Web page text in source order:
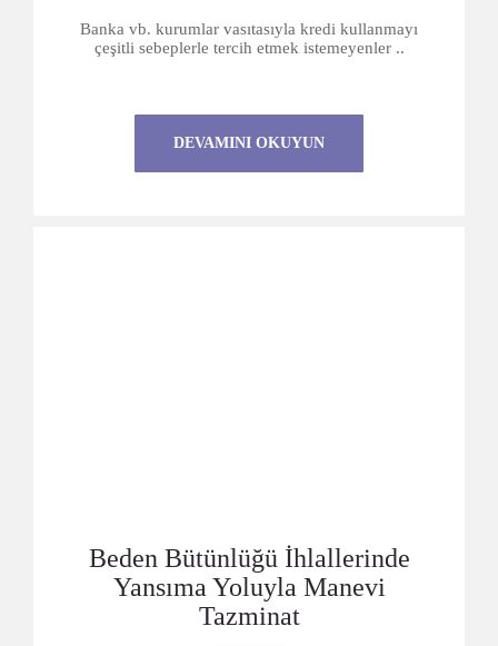
Banka vb. kurumlar vasıtasıyla kredi kullanmayı
çeşitli sebeplerle tercih etmek istemeyenler ..
DEVAMINI OKUYUN
Beden Bütünlüğü İhlallerinde
Yansıma Yoluyla Manevi
Tazminat